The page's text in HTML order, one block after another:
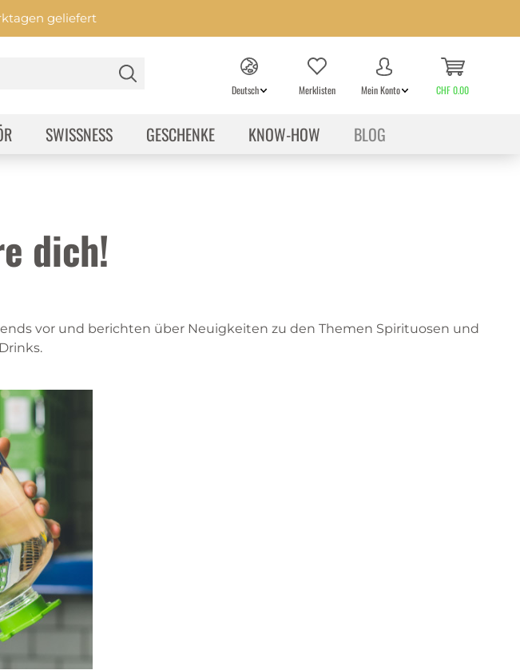
geliefert
Deutsch Merklisten Mein Konto CHF 0.00
SWISSNESS GESCHENKE KNOW-HOW BLOG
dich!
vor und berichten über Neuigkeiten zu den Themen Spirituosen und